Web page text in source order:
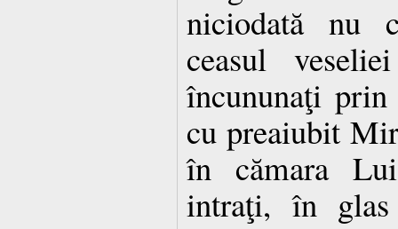
niciodată nu
ceasul
încununaţi prin
cu preaiubit
în cămara
intraţi, în